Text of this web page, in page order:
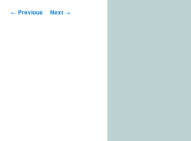
Post
← Previous Next →